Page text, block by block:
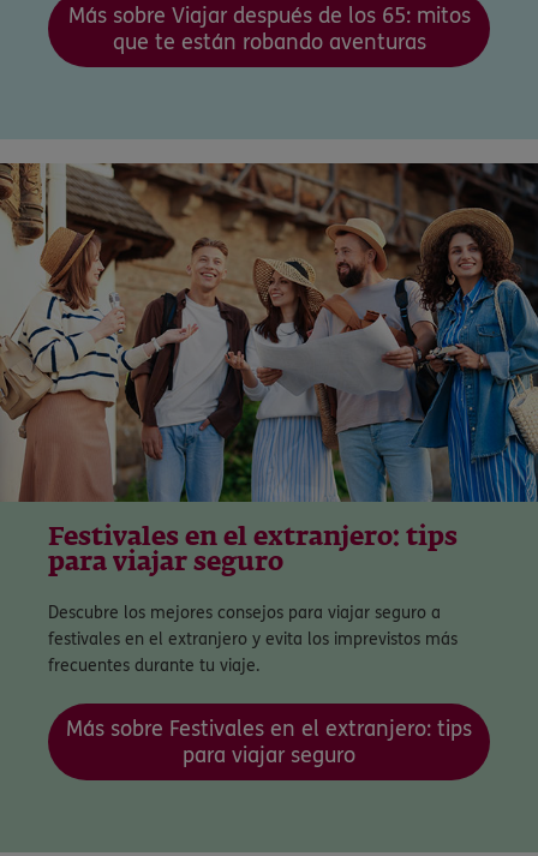
Más sobre Viajar después de los 65: mitos
que te están robando aventuras
Festivales en el extranjero: tips
para viajar seguro
Descubre los mejores consejos para viajar seguro a
festivales en el extranjero y evita los imprevistos más
frecuentes durante tu viaje.
Más sobre Festivales en el extranjero: tips
para viajar seguro